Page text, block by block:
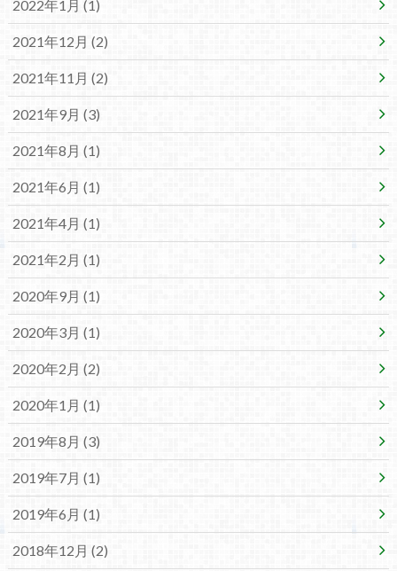
2022年1月 (1)
2021年12月 (2)
2021年11月 (2)
2021年9月 (3)
2021年8月 (1)
2021年6月 (1)
2021年4月 (1)
2021年2月 (1)
2020年9月 (1)
2020年3月 (1)
2020年2月 (2)
2020年1月 (1)
2019年8月 (3)
2019年7月 (1)
2019年6月 (1)
2018年12月 (2)